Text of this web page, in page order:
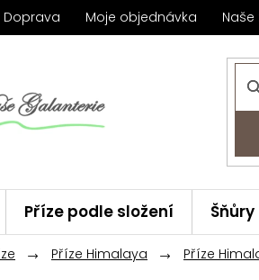
Doprava Moje objednávka
Příze podle složení Šňůry
ChiaoGoo Značky
Příze Himalaya Příze